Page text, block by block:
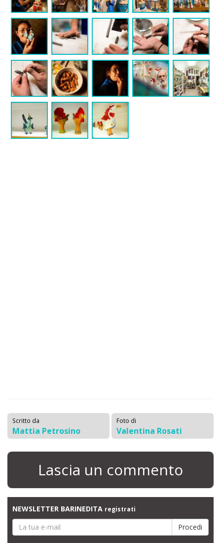
Scritto da
Mattia Petrosino
Foto di
Valentina Rosati
Lascia un commento
NEWSLETTER BARINEDITA registrati